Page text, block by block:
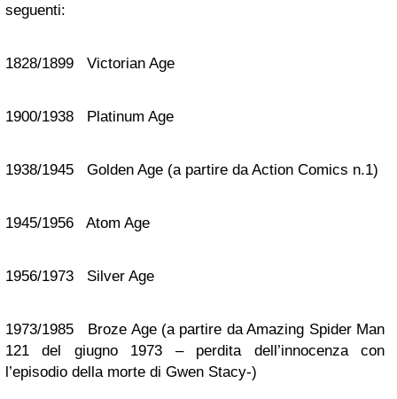
seguenti:
1828/1899 Victorian Age
1900/1938 Platinum Age
1938/1945 Golden Age (a partire da Action Comics n.1)
1945/1956 Atom Age
1956/1973 Silver Age
1973/1985 Broze Age (a partire da Amazing Spider Man
121 del giugno 1973 – perdita dell’innocenza con
l’episodio della morte di Gwen Stacy-)